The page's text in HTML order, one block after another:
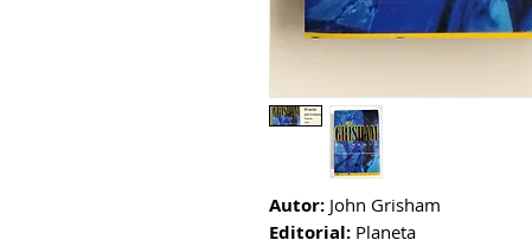
Autor: John Grisham
Editorial: Planeta